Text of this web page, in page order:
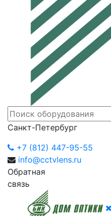
Санкт-Петербург
+7 (812) 447-95-55
info@cctvlens.ru
Обратная
связь